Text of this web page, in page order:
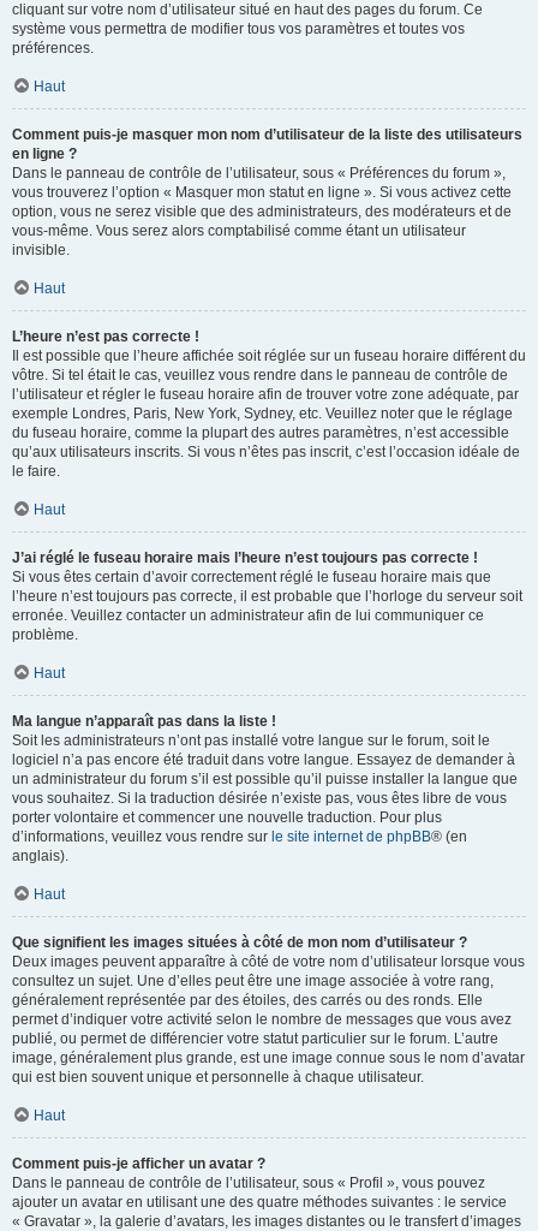
cliquant sur votre nom d’utilisateur situé en haut des pages du forum. Ce
système vous permettra de modifier tous vos paramètres et toutes vos
préférences.
Haut
Comment puis-je masquer mon nom d’utilisateur de la liste des utilisateurs
en ligne ?
Dans le panneau de contrôle de l’utilisateur, sous « Préférences du forum »,
vous trouverez l’option « Masquer mon statut en ligne ». Si vous activez cette
option, vous ne serez visible que des administrateurs, des modérateurs et de
vous-même. Vous serez alors comptabilisé comme étant un utilisateur
invisible.
Haut
L’heure n’est pas correcte !
Il est possible que l’heure affichée soit réglée sur un fuseau horaire différent du
vôtre. Si tel était le cas, veuillez vous rendre dans le panneau de contrôle de
l’utilisateur et régler le fuseau horaire afin de trouver votre zone adéquate, par
exemple Londres, Paris, New York, Sydney, etc. Veuillez noter que le réglage
du fuseau horaire, comme la plupart des autres paramètres, n’est accessible
qu’aux utilisateurs inscrits. Si vous n’êtes pas inscrit, c’est l’occasion idéale de
le faire.
Haut
J’ai réglé le fuseau horaire mais l’heure n’est toujours pas correcte !
Si vous êtes certain d’avoir correctement réglé le fuseau horaire mais que
l’heure n’est toujours pas correcte, il est probable que l’horloge du serveur soit
erronée. Veuillez contacter un administrateur afin de lui communiquer ce
problème.
Haut
Ma langue n’apparaît pas dans la liste !
Soit les administrateurs n’ont pas installé votre langue sur le forum, soit le
logiciel n’a pas encore été traduit dans votre langue. Essayez de demander à
un administrateur du forum s’il est possible qu’il puisse installer la langue que
vous souhaitez. Si la traduction désirée n’existe pas, vous êtes libre de vous
porter volontaire et commencer une nouvelle traduction. Pour plus
d’informations, veuillez vous rendre sur le site internet de phpBB® (en
anglais).
Haut
Que signifient les images situées à côté de mon nom d’utilisateur ?
Deux images peuvent apparaître à côté de votre nom d’utilisateur lorsque vous
consultez un sujet. Une d’elles peut être une image associée à votre rang,
généralement représentée par des étoiles, des carrés ou des ronds. Elle
permet d’indiquer votre activité selon le nombre de messages que vous avez
publié, ou permet de différencier votre statut particulier sur le forum. L’autre
image, généralement plus grande, est une image connue sous le nom d’avatar
qui est bien souvent unique et personnelle à chaque utilisateur.
Haut
Comment puis-je afficher un avatar ?
Dans le panneau de contrôle de l’utilisateur, sous « Profil », vous pouvez
ajouter un avatar en utilisant une des quatre méthodes suivantes : le service
« Gravatar », la galerie d’avatars, les images distantes ou le transfert d’images